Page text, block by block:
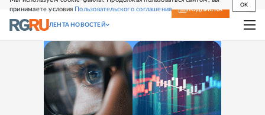
принимаете условия Пользовательского соглашения
OK
СВЕЖИЙ НОМЕР ПОДПИСКА
ЛЕНТА НОВОСТЕЙ